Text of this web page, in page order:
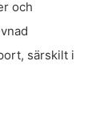
och
särskilt i